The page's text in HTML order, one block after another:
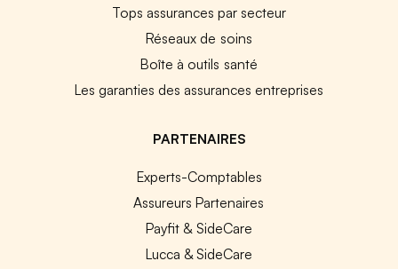
Tops assurances par secteur
Réseaux de soins
Boîte à outils santé
Les garanties des assurances entreprises
PARTENAIRES
Experts-Comptables
Assureurs Partenaires
Payfit & SideCare
Lucca & SideCare